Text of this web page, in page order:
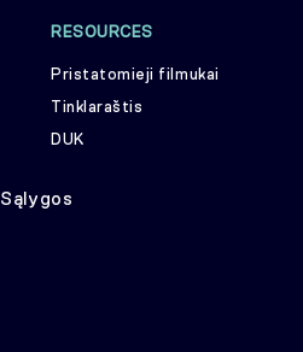
RESOURCES
Pristatomieji filmukai
Tinklaraštis
DUK
Sąlygos